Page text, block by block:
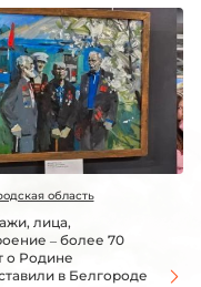
область
лица,
– более 70
о Родине
в Белгороде